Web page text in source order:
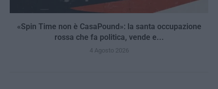
«Spin Time non è CasaPound»: la santa occupazione
rossa che fa politica, vende e...
4 Agosto 2026